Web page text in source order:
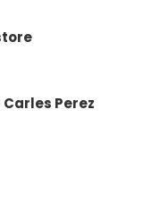
Perez